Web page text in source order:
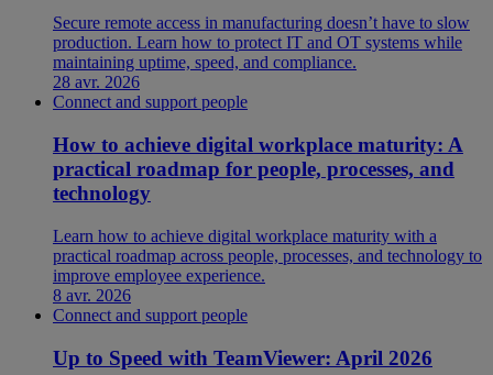
Secure remote access in manufacturing doesn’t have to slow
production. Learn how to protect IT and OT systems while
maintaining uptime, speed, and compliance.
28 avr. 2026
Connect and support people
How to achieve digital workplace maturity: A
practical roadmap for people, processes, and
technology
Learn how to achieve digital workplace maturity with a
practical roadmap across people, processes, and technology to
improve employee experience.
8 avr. 2026
Connect and support people
Up to Speed with TeamViewer: April 2026